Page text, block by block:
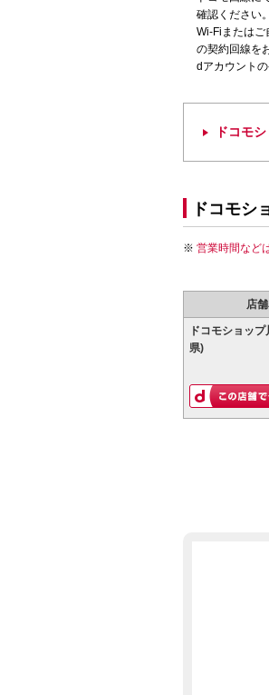
確認ください。
Wi-Fiまたはご
の契約回線を
dアカウント
ドコモ
ドコモシ
営業時間など
店
ドコモショッ
県)